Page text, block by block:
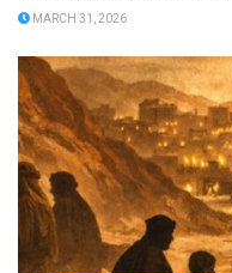
MARCH 31, 2026